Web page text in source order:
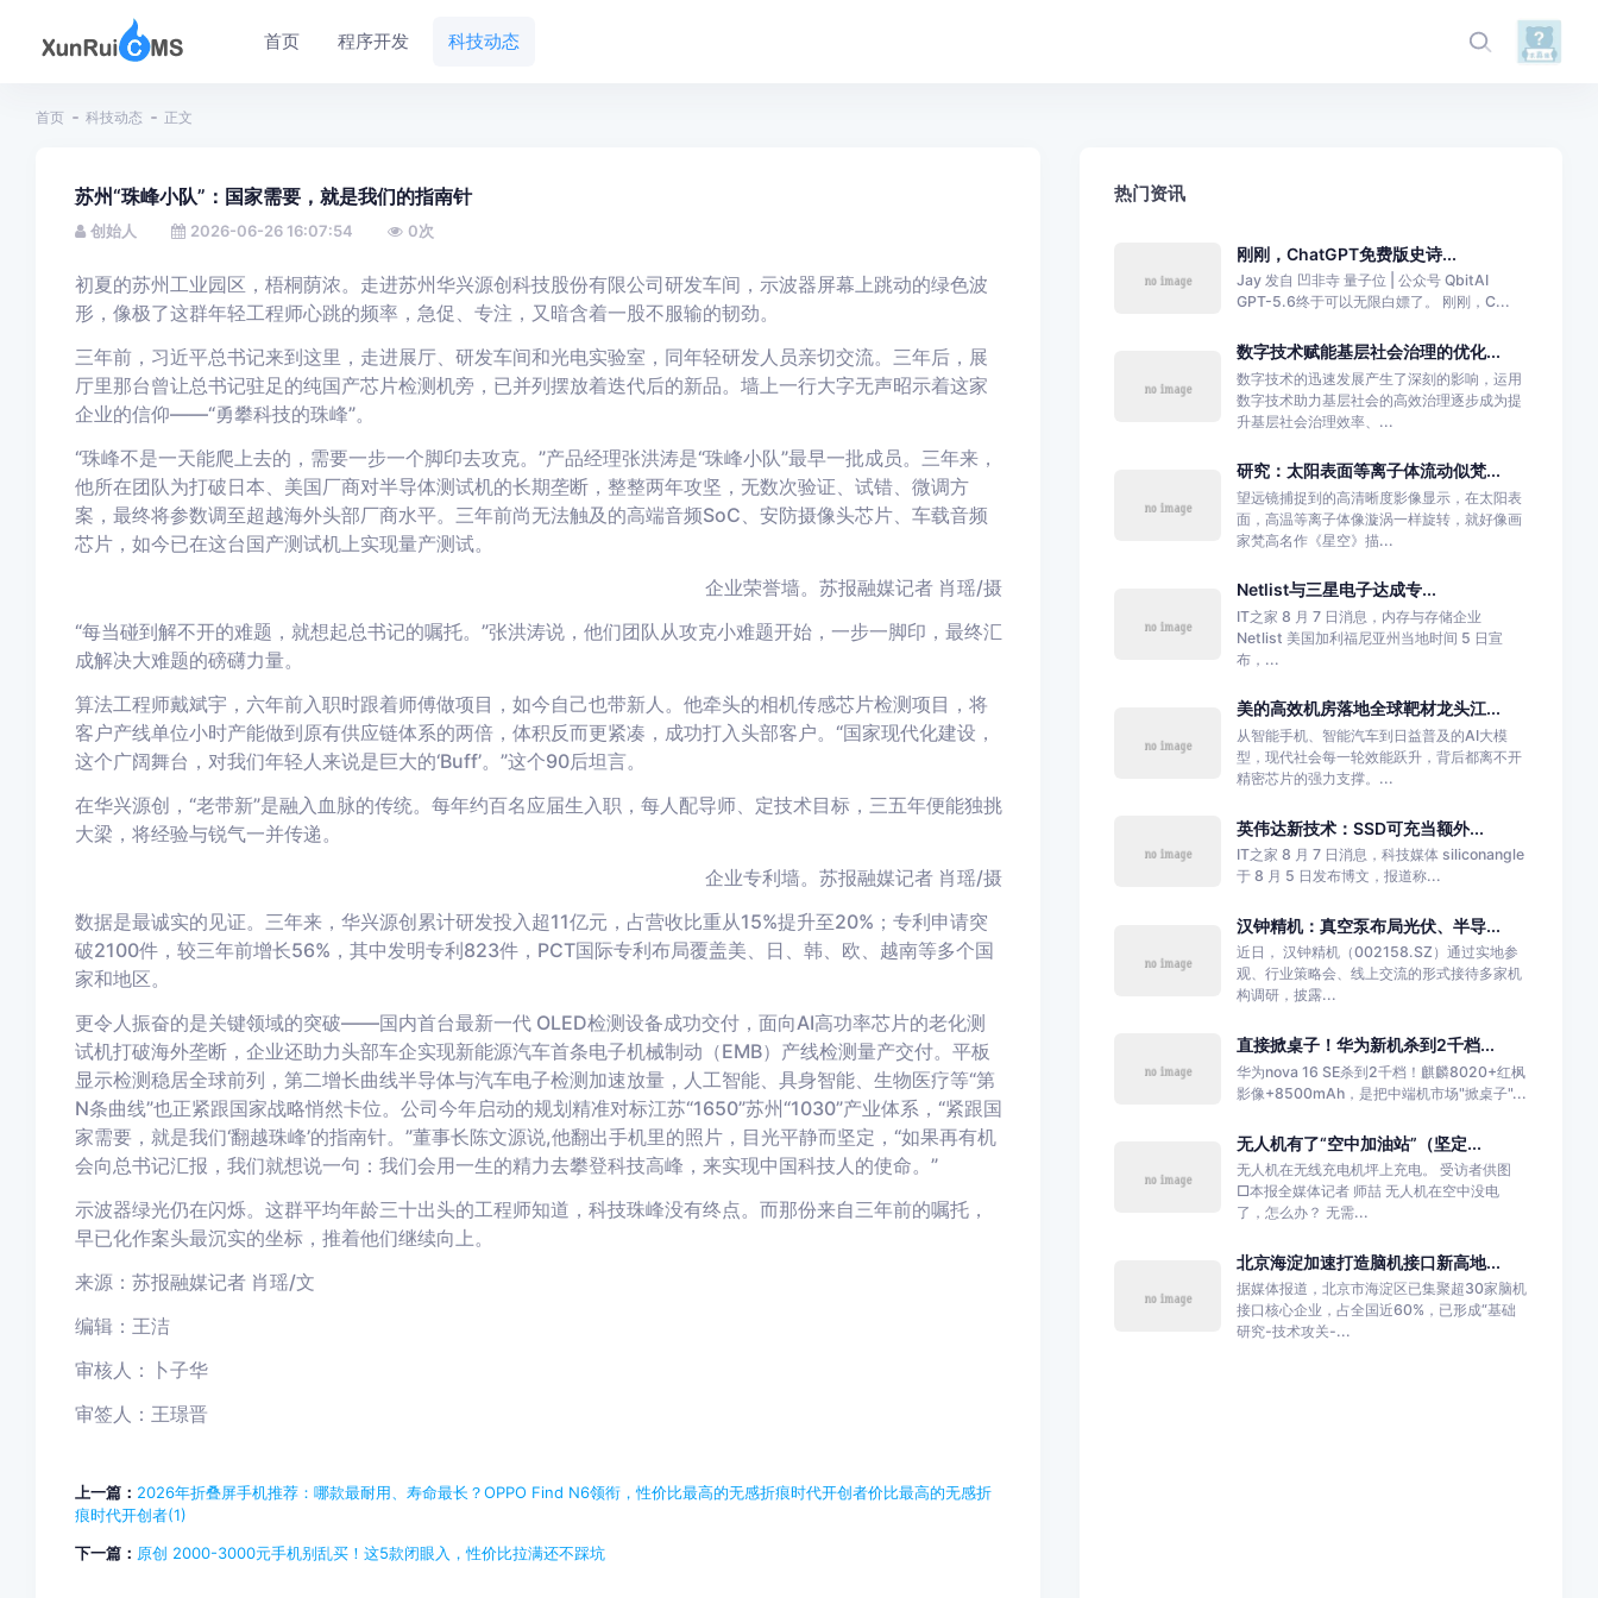
首页 程序开发 科技动态
首页 科技动态 正文
苏州“珠峰小队”：国家需要，就是我们的指南针
创始人 2026-06-26 16:07:54 0次
初夏的苏州工业园区，梧桐荫浓。走进苏州华兴源创科技股份有限公司研发车间，示波器屏幕上跳动的绿色波
形，像极了这群年轻工程师心跳的频率，急促、专注，又暗含着一股不服输的韧劲。
三年前，习近平总书记来到这里，走进展厅、研发车间和光电实验室，同年轻研发人员亲切交流。三年后，展
厅里那台曾让总书记驻足的纯国产芯片检测机旁，已并列摆放着迭代后的新品。墙上一行大字无声昭示着这家
企业的信仰——“勇攀科技的珠峰”。
“珠峰不是一天能爬上去的，需要一步一个脚印去攻克。”产品经理张洪涛是“珠峰小队”最早一批成员。三年来，
他所在团队为打破日本、美国厂商对半导体测试机的长期垄断，整整两年攻坚，无数次验证、试错、微调方
案，最终将参数调至超越海外头部厂商水平。三年前尚无法触及的高端音频SoC、安防摄像头芯片、车载音频
芯片， 如今已在这台国产测试机上实现量产测试。
企业荣誉墙。 苏报融媒记者 肖瑶/摄
“每当碰到解不开的难题，就想起总书记的嘱托。”张洪涛说，他们团队从攻克小难题开始，一步一脚印，最终汇
成解决大难题的磅礴力量。
算法工程师戴斌宇，六年前入职时跟着师傅做项目，如今自己也带新人。他牵头的相机传感芯片检测项目，将
客户产线单位小时产能做到原有供应链体系的两倍，体积反而更紧凑，成功打入头部客户。“国家现代化建设，
这个广阔舞台，对我们年轻人来说是巨大的‘Buff’。”这个90后坦言。
在华兴源创，“老带新”是融入血脉的传统。每年约百名应届生入职，每人配导师、定技术目标，三五年便能独挑
大梁，将经验与锐气一并传递。
企业专利墙。 苏报融媒记者 肖瑶/摄
数据是最诚实的见证。三年来，华兴源创累计研发投入 超11亿元 ，占营收比重从15%提升至20% ；专利申请突
破2100件，较三年前增长56% ，其中发明专利823件，PCT国际专利布局覆盖美、日、韩、欧、越南等多个国
家和地区。
更令人振奋的是关键领域的突破——国内首台最新一代 OLED检测设备成功交付，面向AI高功率芯片的老化测
试机打破海外垄断，企业还助力头部车企实现新能源汽车首条电子机械制动（EMB）产线检测量产交付。平板
显示检测稳居全球前列，第二增长曲线半导体与汽车电子检测加速放量，人工智能、具身智能、生物医疗等“第
N条曲线”也正紧跟国家战略悄然卡位。公司今年启动的规划精准对标江苏“1650”苏州“1030”产业体系， “紧跟国
家需要，就是我们‘翻越珠峰’的指南针。 ”董事长陈文源说,他翻出手机里的照片，目光平静而坚定，“如果再有机
会向总书记汇报，我们就想说一句：我们会用一生的精力去攀登科技高峰，来实现中国科技人的使命。”
示波器绿光仍在闪烁。这群平均年龄三十出头的工程师知道，科技珠峰没有终点。而那份来自三年前的嘱托，
早已化作案头最沉实的坐标，推着他们继续向上。
来源 ： 苏报融媒记者 肖瑶/文
编辑：王洁
审核人：卜子华
审签人：王璟晋
上一篇： 2026年折叠屏手机推荐：哪款最耐用、寿命最长？OPPO Find N6领衔，性价比最高的无感折痕时代开创者价比最高的无感折
痕时代开创者(1)
下一篇： 原创 2000-3000元手机别乱买！这5款闭眼入，性价比拉满还不踩坑
热门资讯
刚刚，ChatGPT免费版史诗...
Jay 发自 凹非寺 量子位 | 公众号 QbitAI
GPT-5.6终于可以无限白嫖了。 刚刚，C...
数字技术赋能基层社会治理的优化...
数字技术的迅速发展产生了深刻的影响，运用
数字技术助力基层社会的高效治理逐步成为提
升基层社会治理效率、...
研究：太阳表面等离子体流动似梵...
望远镜捕捉到的高清晰度影像显示，在太阳表
面，高温等离子体像漩涡一样旋转，就好像画
家梵高名作《星空》描...
Netlist与三星电子达成专...
IT之家 8 月 7 日消息，内存与存储企业
Netlist 美国加利福尼亚州当地时间 5 日宣
布，...
美的高效机房落地全球靶材龙头江...
从智能手机、智能汽车到日益普及的AI大模
型，现代社会每一轮效能跃升，背后都离不开
精密芯片的强力支撑。...
英伟达新技术：SSD可充当额外...
IT之家 8 月 7 日消息，科技媒体 siliconangle
于 8 月 5 日发布博文，报道称...
汉钟精机：真空泵布局光伏、半导...
近日， 汉钟精机（002158.SZ）通过实地参
观、行业策略会、线上交流的形式接待多家机
构调研，披露...
直接掀桌子！华为新机杀到2千档...
华为nova 16 SE杀到2千档！麒麟8020+红枫
影像+8500mAh，是把中端机市场"掀桌子"...
无人机有了“空中加油站”（坚定...
无人机在无线充电机坪上充电。 受访者供图
□本报全媒体记者 师喆 无人机在空中没电
了，怎么办？ 无需...
北京海淀加速打造脑机接口新高地...
据媒体报道，北京市海淀区已集聚超30家脑机
接口核心企业，占全国近60%，已形成“基础
研究-技术攻关-...